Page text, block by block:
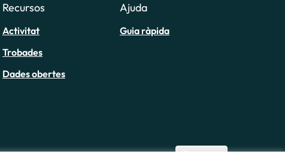
Recursos
Activitat
Trobades
Dades obertes
Ajuda
Guia ràpida